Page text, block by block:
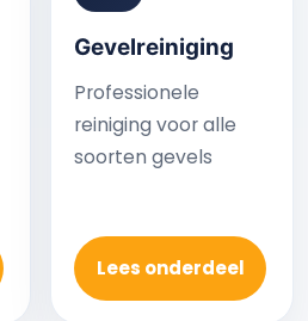
Gevelreiniging
Professionele
reiniging voor alle
soorten gevels
Lees onderdeel